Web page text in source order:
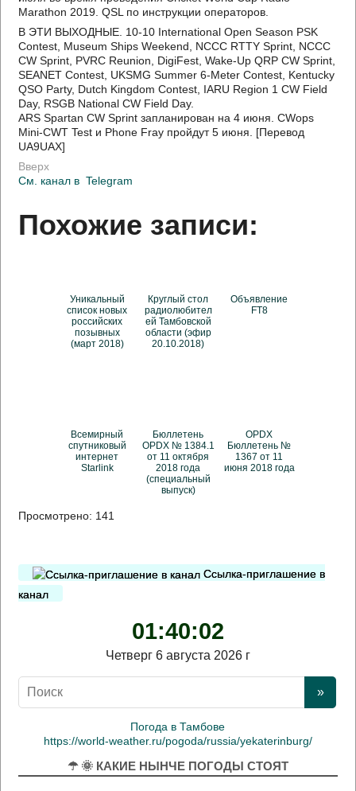
Marathon 2019. QSL по инструкции операторов.
В ЭТИ ВЫХОДНЫЕ. 10-10 International Open Season PSK
Contest, Museum Ships Weekend, NCCC RTTY Sprint, NCCC
CW Sprint, PVRC Reunion, DigiFest, Wake-Up QRP CW Sprint,
SEANET Contest, UKSMG Summer 6-Meter Contest, Kentucky
QSO Party, Dutch Kingdom Contest, IARU Region 1 CW Field
Day, RSGB National CW Field Day.
ARS Spartan CW Sprint запланирован на 4 июня. CWops
Mini-CWT Test и Phone Fray пройдут 5 июня. [Перевод
UA9UAX]
Вверх
См. канал в Telegram
Похожие записи:
Уникальный
список новых
российских
позывных
(март 2018)
Круглый стол
радиолюбител
ей Тамбовской
области (эфир
20.10.2018)
Объявление
FT8
Всемирный
спутниковый
интернет
Starlink
Бюллетень
OPDX № 1384.1
от 11 октября
2018 года
(специальный
выпуск)
OPDX
Бюллетень №
1367 от 11
июня 2018 года
Просмотрено: 141
Ссылка-приглашение в
канал
01:40:03
Четверг 6 августа 2026 г
Погода в Тамбове
https://world-weather.ru/pogoda/russia/yekaterinburg/
☂ 🌞 КАКИЕ НЫНЧЕ ПОГОДЫ СТОЯТ